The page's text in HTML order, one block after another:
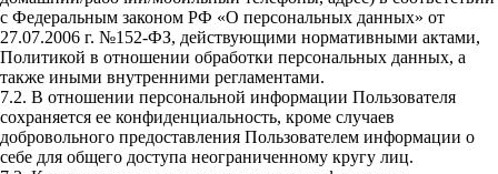
с Федеральным законом РФ «О персональных данных» от
27.07.2006 г. №152-ФЗ, действующими нормативными актами,
Политикой в отношении обработки персональных данных, а
также иными внутренними регламентами.
7.2. В отношении персональной информации Пользователя
сохраняется ее конфиденциальность, кроме случаев
добровольного предоставления Пользователем информации о
себе для общего доступа неограниченному кругу лиц.